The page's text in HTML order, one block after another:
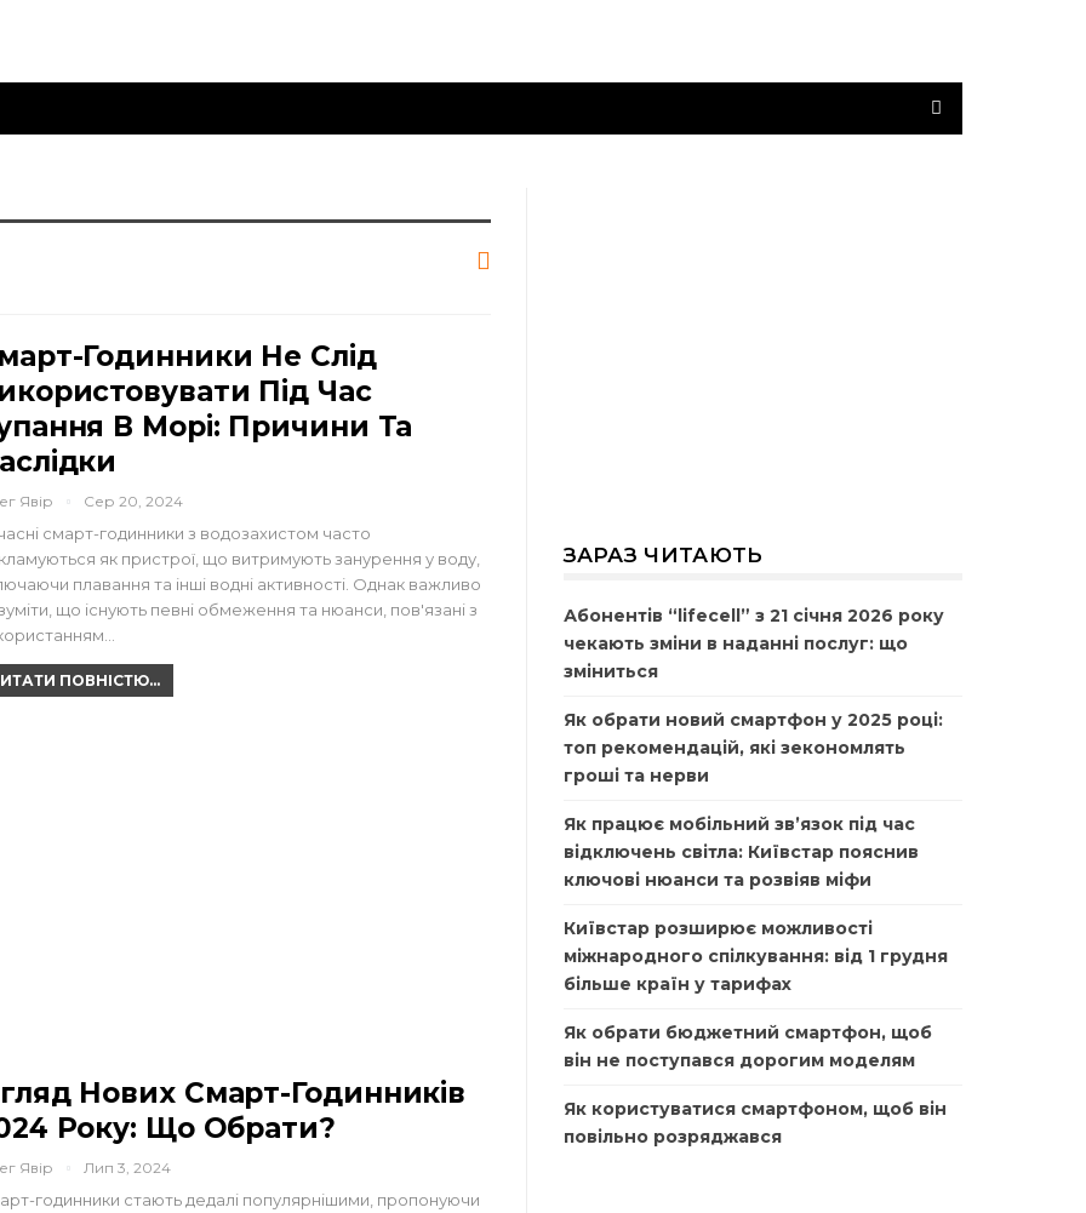
Годинники Не Слід
Під Час
В Морі: Причини Та
Явір Сер 20, 2024
смарт-годинники з водозахистом часто
як пристрої, що витримують занурення у воду,
плавання та інші водні активності. Однак важливо
що існують певні обмеження та нюанси, пов'язані з
ПОВНІСТЮ...
Нових Смарт-Годинників
Року: Що Обрати?
Явір Лип 3, 2024
годинники стають дедалі популярнішими, пропонуючи
ЗАРАЗ ЧИТАЮТЬ
Абонентів “lifecell” з 21 січня 2026 року
чекають зміни в наданні послуг: що
зміниться
Як обрати новий смартфон у 2025 році:
топ рекомендацій, які зекономлять
гроші та нерви
Як працює мобільний зв’язок під час
відключень світла: Київстар пояснив
ключові нюанси та розвіяв міфи
Київстар розширює можливості
міжнародного спілкування: від 1 грудня
більше країн у тарифах
Як обрати бюджетний смартфон, щоб
він не поступався дорогим моделям
Як користуватися смартфоном, щоб він
повільно розряджався